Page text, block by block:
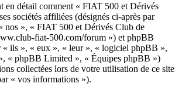
en détail comment « FIAT 500 et Dérivés
sociétés affiliées (désignés ci-après par
nos », « FIAT 500 et Dérivés Club de
fiat-500.com/forum ») et phpBB
« ils », « eux », « leur », « logiciel phpBB »,
« phpBB Limited », « Équipes phpBB »)
collectées lors de votre utilisation de ce site
« vos informations »).